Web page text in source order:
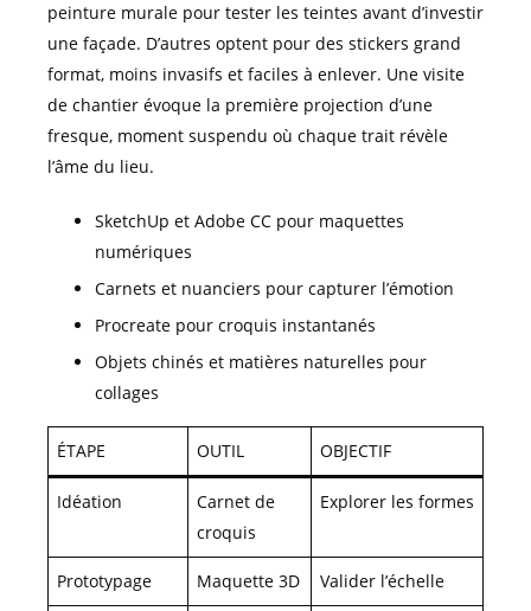
peinture murale pour tester les teintes avant d’investir
une façade. D’autres optent pour des stickers grand
format, moins invasifs et faciles à enlever. Une visite
de chantier évoque la première projection d’une
fresque, moment suspendu où chaque trait révèle
l’âme du lieu.
SketchUp et Adobe CC pour maquettes
numériques
Carnets et nuanciers pour capturer l’émotion
Procreate pour croquis instantanés
Objets chinés et matières naturelles pour
collages
ÉTAPE OUTIL OBJECTIF
Idéation
Carnet de
croquis
Explorer les formes
Prototypage Maquette 3D Valider l’échelle